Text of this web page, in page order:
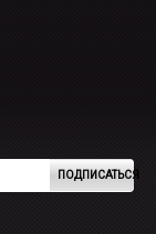
ПОДПИСАТЬСЯ